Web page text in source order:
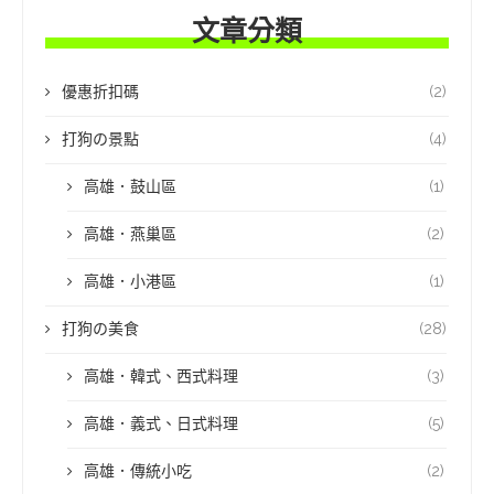
文章分類
優惠折扣碼 (2)
打狗の景點 (4)
高雄．鼓山區 (1)
高雄．燕巢區 (2)
高雄．小港區 (1)
打狗の美食 (28)
高雄．韓式、西式料理 (3)
高雄．義式、日式料理 (5)
高雄．傳統小吃 (2)